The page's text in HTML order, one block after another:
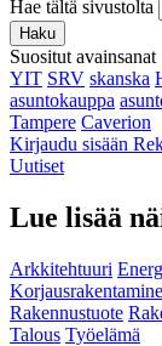
Hae tältä sivustolta
Haku
Suositut avainsanat
YIT SRV skanska
asuntokauppa
Tampere Caverion
Kirjaudu sisään
Uutiset
Lue lisää
Arkkitehtuuri
Rakennustuote
Talous Työelämä